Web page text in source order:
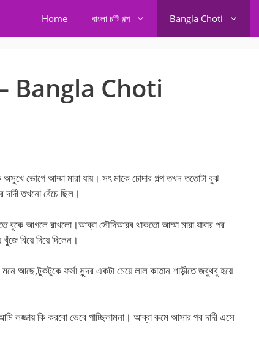
Home বাংলা চটি গল্প Bangla Choti
– Bangla Choti
ভোগে আম্মা মারা যায়। সৎ মাকে চোদার গল্প তখন ততোটা বুঝ
দাদী তখনো বেঁচে ছিল।
বুকে আগলে রাখলো।আব্বা সৌদিআরব থাকতো আম্মা মারা যাবার পর
বিয়ে দিয়ে দিলেন।
আছে,টুকটুকে ফর্সা সুন্দর একটা মেয়ে লাল কাতান শাড়ীতে জবুথবু হয়ে
লজ্জায় কি করবো ভেবে পাচ্ছিলামনা। আব্বা রুমে আসার পর দাদী এসে